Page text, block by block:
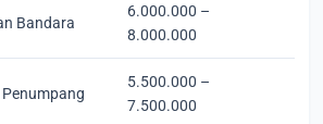
Bandara
6.000.000 –
8.000.000
5.500.000 –
7.500.000